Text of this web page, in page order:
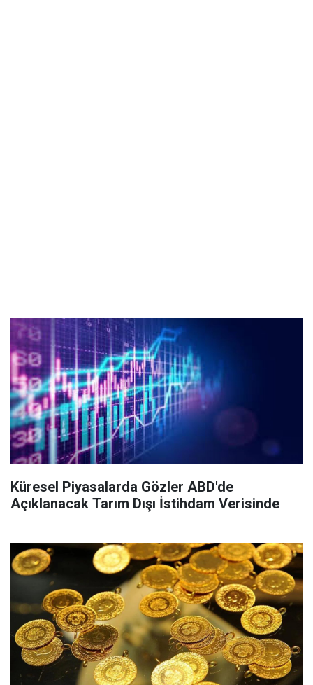
Küresel Piyasalarda Gözler ABD'de
Açıklanacak Tarım Dışı İstihdam Verisinde